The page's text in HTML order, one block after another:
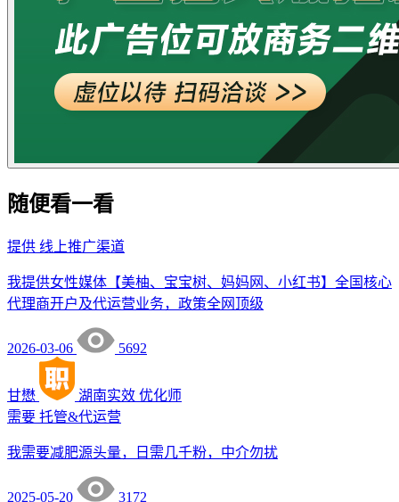
随便看一看
提供 线上推广渠道
我提供女性媒体【美柚、宝宝树、妈妈网、小红书】全国核心
代理商开户及代运营业务，政策全网顶级
2026-03-06 5692
甘懋 湖南实效 优化师
需要 托管&代运营
我需要减肥源头量，日需几千粉，中介勿扰
2025-05-20
3172